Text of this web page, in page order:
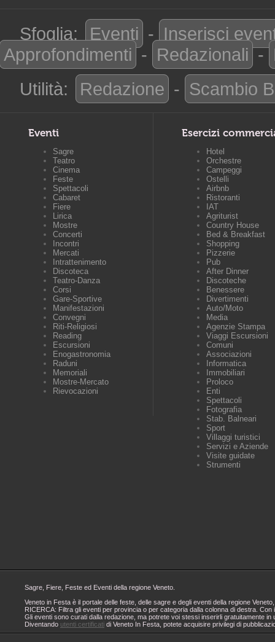
Sfoglia: Eventi - Inserisci
Approfondimenti - Redazionali -
Utilità:
Redazione - Scambio
Eventi
Sagre
Teatro
Cinema
Feste
Spettacoli
Cabaret
Fiere
Lirica
Mostre
Concerti
Incontri
Mercati
Intrattenimento
Discoteca
Teatro-Danza
Corsi
Gare-Sportive
Manifestazioni
Convegni
Riti-Religiosi
Reading
Escursioni
Enogastronomia
Raduni
Memoriali
Mostre-Mercato
Rievocazioni
Esercizi
Hotel
Orchestre
Campeggi
Ostelli
Airbnb
Ristoranti
IAT
Agriturist
Country House
Bed & Breakfast
Shopping
Pizzerie
Pub
After Dinner
Discoteche
Benessere
Divertimenti
Auto/Moto
Media
Agenzie Stampa
Viaggi Escursioni
Comuni
Associazioni
Informatica
Immobiliari
Proloco
Enti
Spettacoli
Fotografia
Stab. Balneari
Sport
Villaggi turistici
Servizi e Aziende
Visite guidate
Strumenti
Sagre, Fiere, Feste ed Eventi della regione Veneto.
Veneto in Festa è il portale delle feste, delle sagre e degli eventi della regione
RICERCA: Filtra gli eventi per provincia o per categoria dalla colonna di destra.
Gli eventi sono curati dalla redazione, ma potrete voi stessi inserirli gratuitamente
Diventando utenti certificati di Veneto In Festa, potete acquisire privilegi di